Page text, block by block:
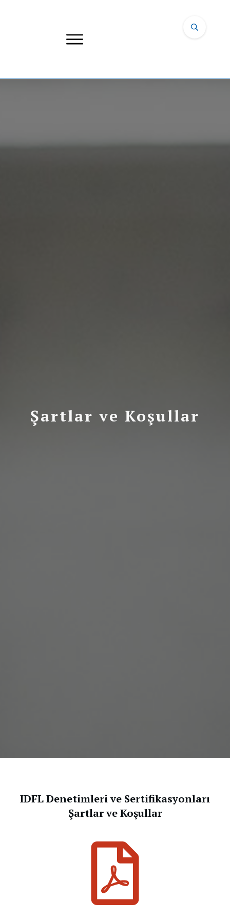
Şartlar ve Koşullar
IDFL Denetimleri ve Sertifikasyonları
Şartlar ve Koşullar